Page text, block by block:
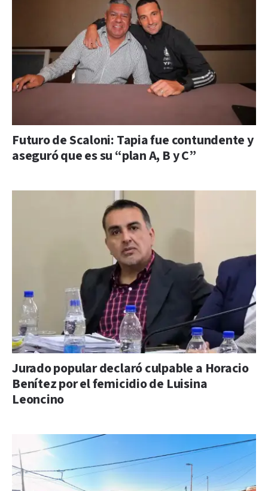
Futuro de Scaloni: Tapia fue contundente y
aseguró que es su “plan A, B y C”
Jurado popular declaró culpable a Horacio
Benítez por el femicidio de Luisina
Leoncino